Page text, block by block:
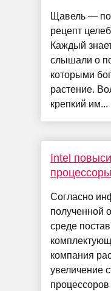
Щавель —
рецепт
Каждый
слышали о
которыми
растение.
крепкий им...
Intel
Согласно
полученной
среде
компания
увеличение